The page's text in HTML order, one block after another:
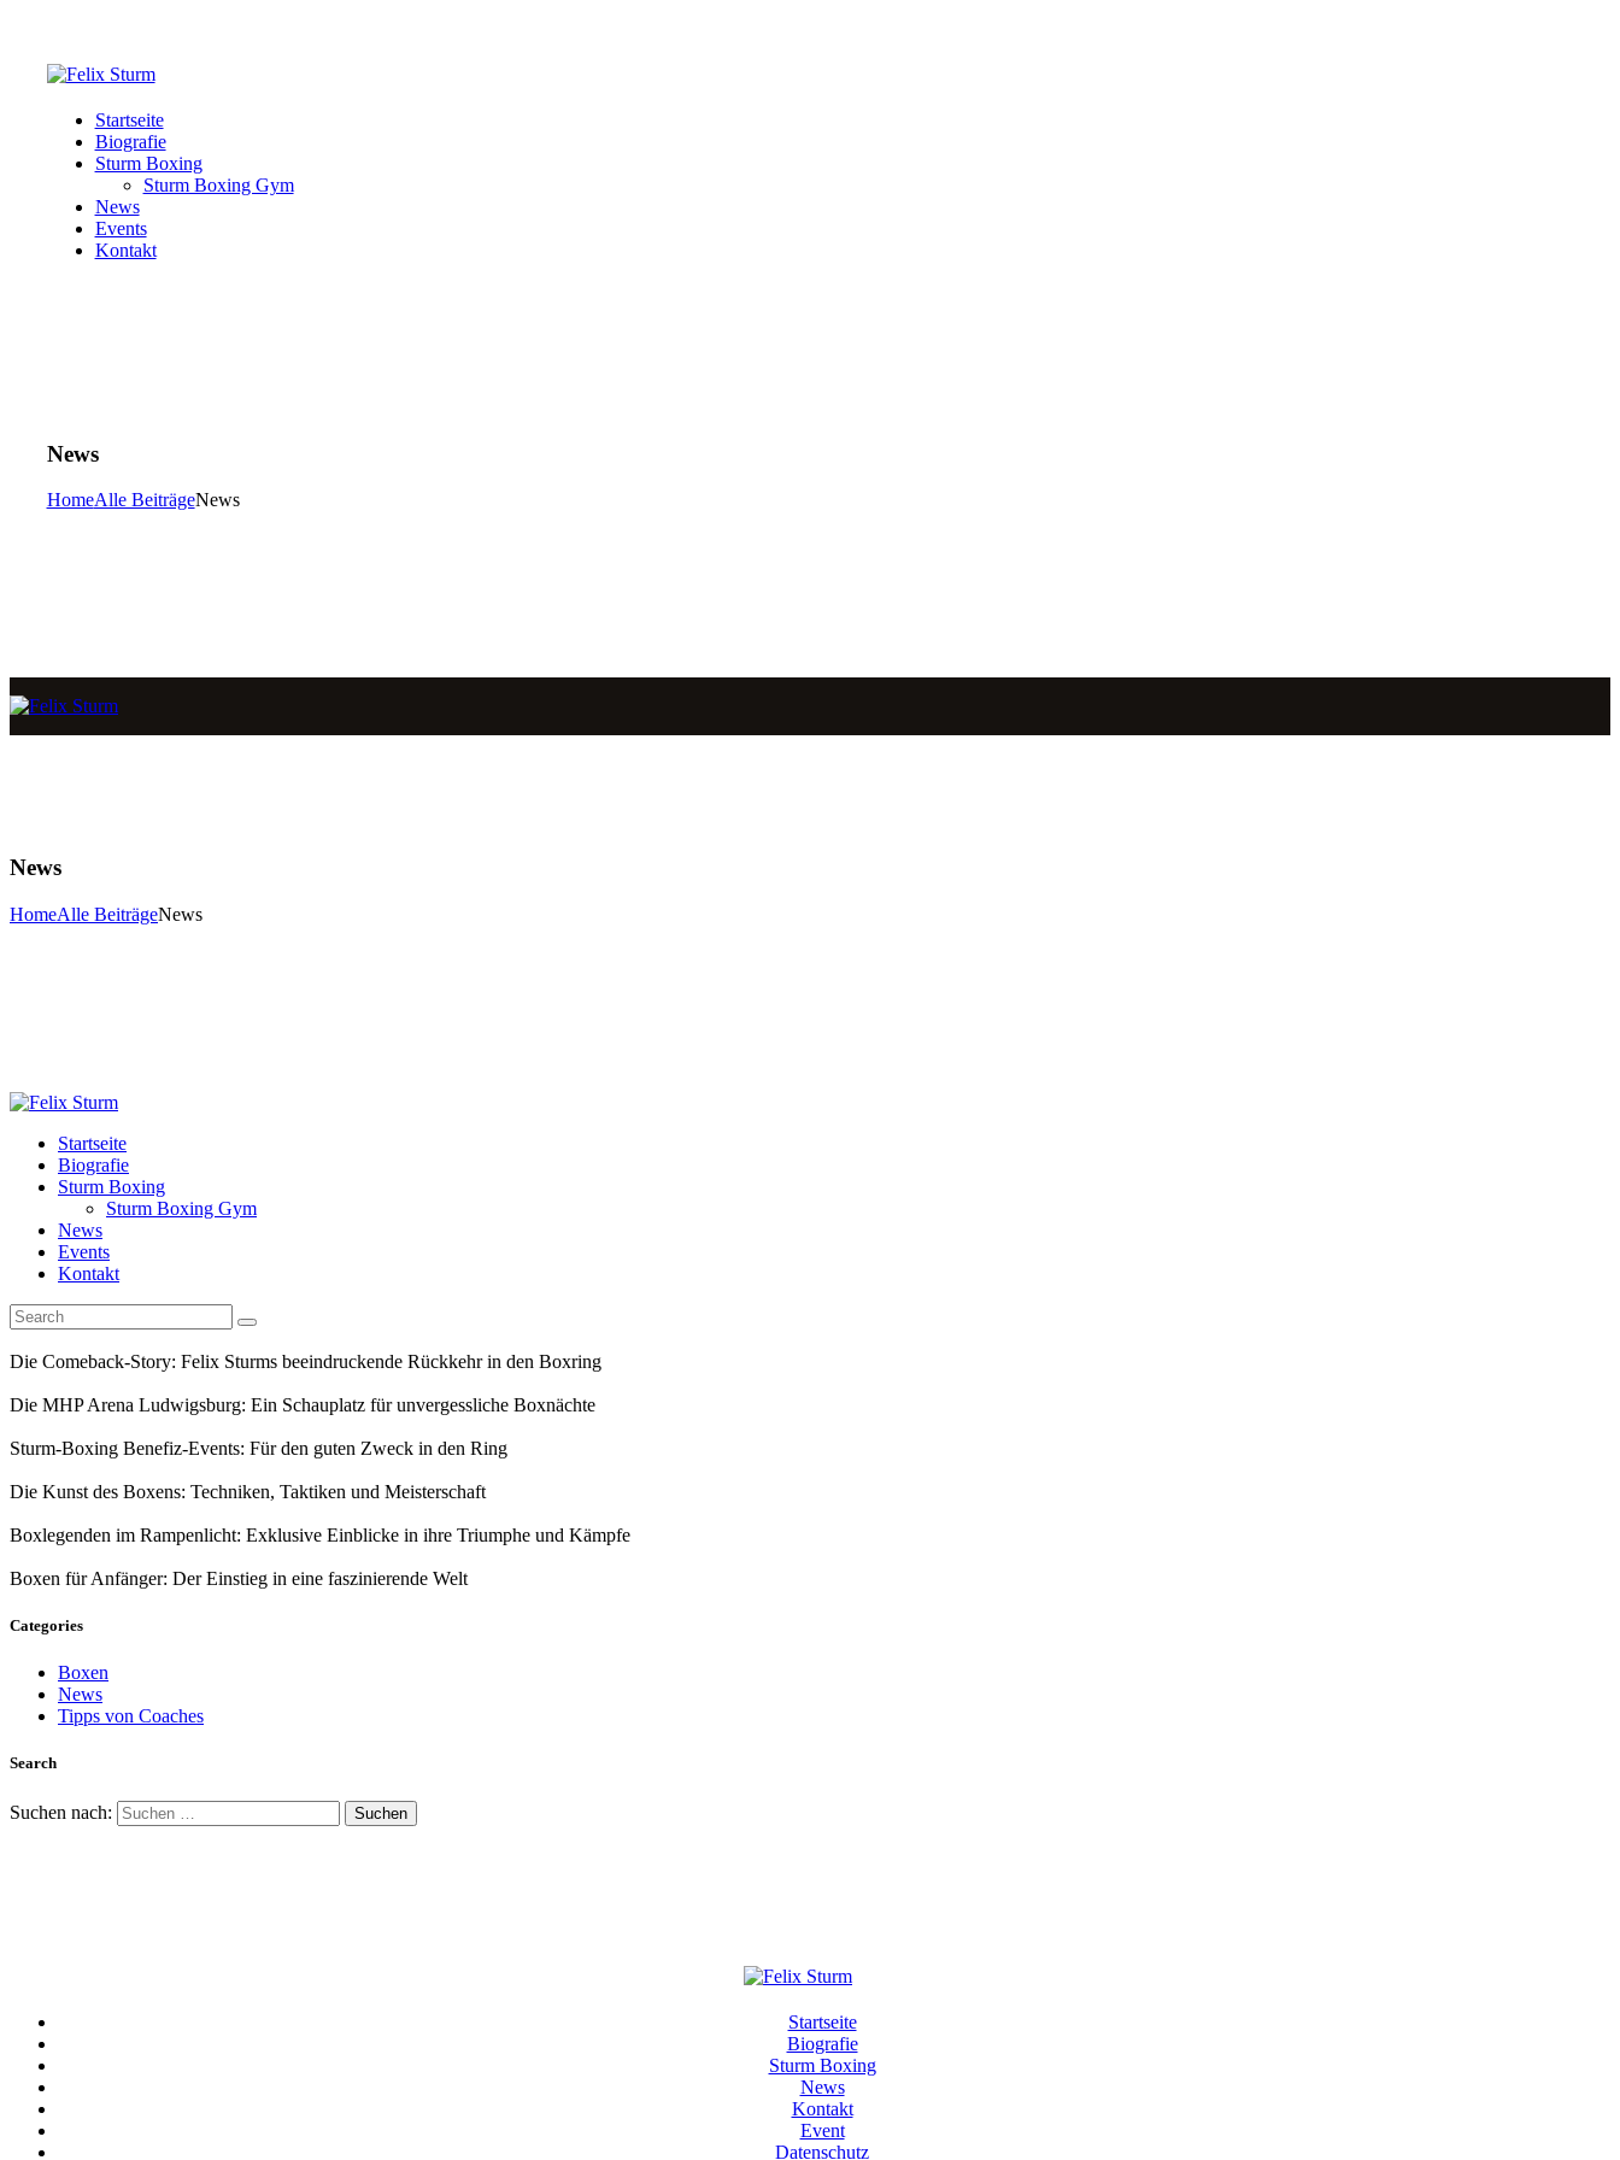
Startseite
Biografie
Sturm Boxing
Sturm Boxing Gym
News
Events
Kontakt
News
HomeAlle BeiträgeNews
News
HomeAlle BeiträgeNews
Startseite
Biografie
Sturm Boxing
Sturm Boxing Gym
News
Events
Kontakt
Die Comeback-Story: Felix Sturms beeindruckende Rückkehr in den Boxring
Die MHP Arena Ludwigsburg: Ein Schauplatz für unvergessliche Boxnächte
Sturm-Boxing Benefiz-Events: Für den guten Zweck in den Ring
Die Kunst des Boxens: Techniken, Taktiken und Meisterschaft
Boxlegenden im Rampenlicht: Exklusive Einblicke in ihre Triumphe und Kämpfe
Boxen für Anfänger: Der Einstieg in eine faszinierende Welt
Categories
Boxen
News
Tipps von Coaches
Search
Suchen nach:
Startseite
Biografie
Sturm Boxing
News
Kontakt
Event
Datenschutz